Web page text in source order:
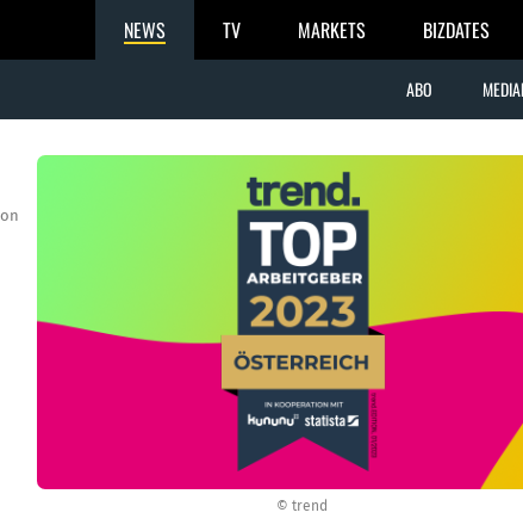
NEWS TV MARKETS BIZDATES
ABO
© trend